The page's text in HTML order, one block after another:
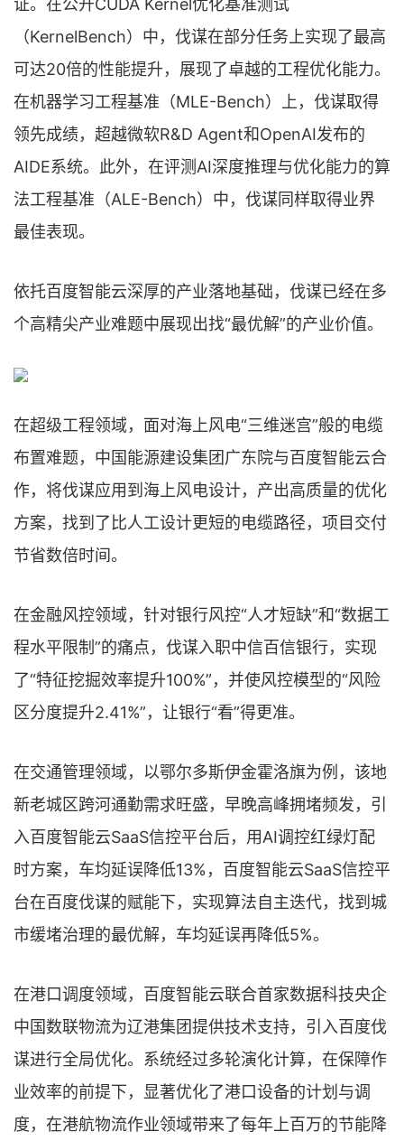
证。在公开CUDA Kernel优化基准测试
（KernelBench）中，伐谋在部分任务上实现了最高
可达20倍的性能提升，展现了卓越的工程优化能力。
在机器学习工程基准（MLE-Bench）上，伐谋取得
领先成绩，超越微软R&D Agent和OpenAI发布的
AIDE系统。此外，在评测AI深度推理与优化能力的算
法工程基准（ALE-Bench）中，伐谋同样取得业界
最佳表现。
依托百度智能云深厚的产业落地基础，伐谋已经在多
个高精尖产业难题中展现出找“最优解”的产业价值。
在超级工程领域，面对海上风电“三维迷宫”般的电缆
布置难题，中国能源建设集团广东院与百度智能云合
作，将伐谋应用到海上风电设计，产出高质量的优化
方案，找到了比人工设计更短的电缆路径，项目交付
节省数倍时间。
在金融风控领域，针对银行风控“人才短缺”和“数据工
程水平限制”的痛点，伐谋入职中信百信银行，实现
了“特征挖掘效率提升100%”，并使风控模型的“风险
区分度提升2.41%”，让银行“看”得更准。
在交通管理领域，以鄂尔多斯伊金霍洛旗为例，该地
新老城区跨河通勤需求旺盛，早晚高峰拥堵频发，引
入百度智能云SaaS信控平台后，用AI调控红绿灯配
时方案，车均延误降低13%，百度智能云SaaS信控平
台在百度伐谋的赋能下，实现算法自主迭代，找到城
市缓堵治理的最优解，车均延误再降低5%。
在港口调度领域，百度智能云联合首家数据科技央企
中国数联物流为辽港集团提供技术支持，引入百度伐
谋进行全局优化。系统经过多轮演化计算，在保障作
业效率的前提下，显著优化了港口设备的计划与调
度，在港航物流作业领域带来了每年上百万的节能降